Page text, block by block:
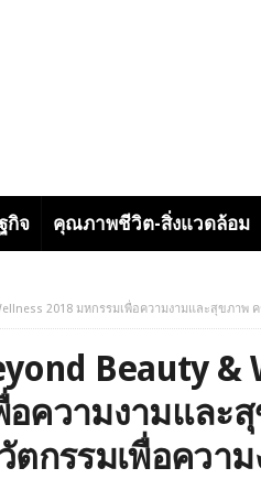
กิจ คุณภาพชีวิต-สิ่งแวดล้อม
2018 มหกรรมเพื่อความงามและสุขภาพ
Beauty &
อความงามและ
ตกรรมเพื่อความ